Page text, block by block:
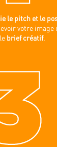
le pitch et le
votre image
brief créatif.